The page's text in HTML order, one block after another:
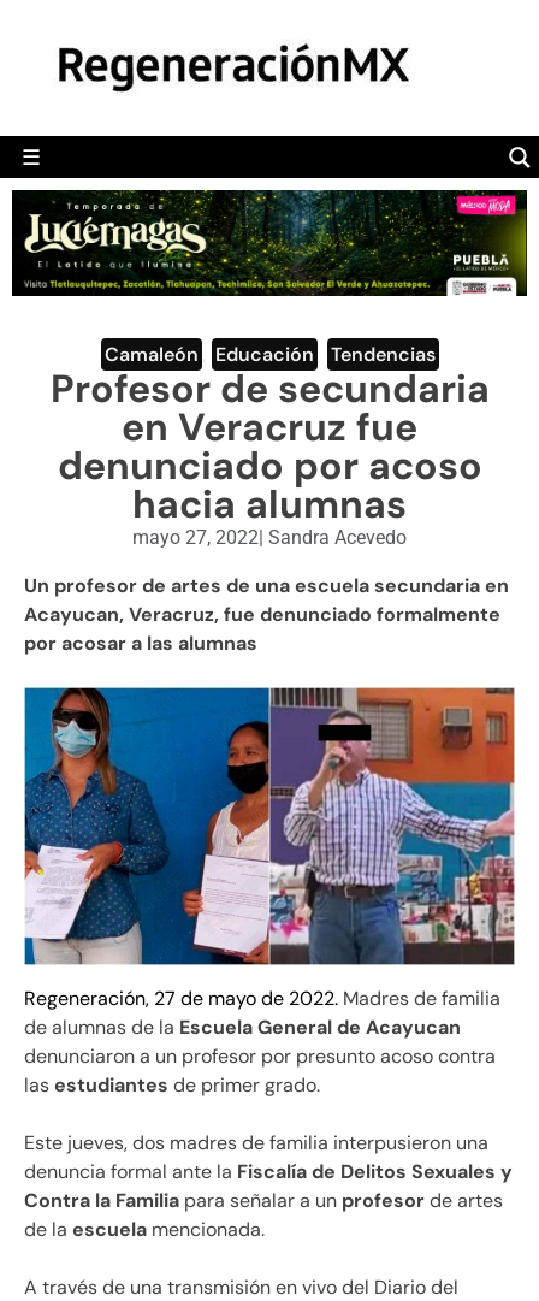
☰
POLÍTICA
CAMALEÓN
OPINIÓN
DEPORTES
ENGLISH SECTION
VIDEOS
Camaleón Educación Tendencias
Profesor de secundaria
en Veracruz fue
denunciado por acoso
hacia alumnas
mayo 27, 2022| Sandra Acevedo
Un profesor de artes de una escuela secundaria en
Acayucan, Veracruz, fue denunciado formalmente
por acosar a las alumnas
Regeneración, 27 de mayo de 2022. Madres de familia
de alumnas de la Escuela General de Acayucan
denunciaron a un profesor por presunto acoso contra
lasestudiantes de primer grado.
Este jueves, dos madres de familia interpusieron una
denuncia formal ante la Fiscalía de Delitos Sexuales y
Contra la Familia para señalar a un profesorde artes
de la escuela mencionada.
A través de una transmisión en vivo del Diario del